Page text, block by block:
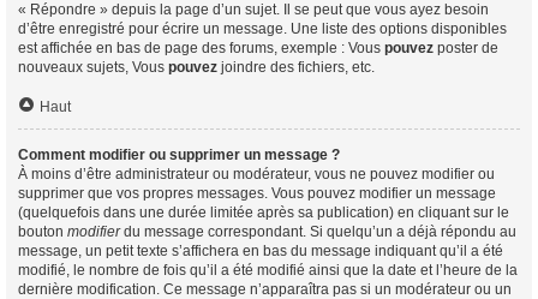
« Répondre » depuis la page d’un sujet. Il se peut que vous ayez besoin
d’être enregistré pour écrire un message. Une liste des options disponibles
est affichée en bas de page des forums, exemple : Vous pouvez poster de
nouveaux sujets, Vous pouvez joindre des fichiers, etc.
Haut
Comment modifier ou supprimer un message ?
À moins d’être administrateur ou modérateur, vous ne pouvez modifier ou
supprimer que vos propres messages. Vous pouvez modifier un message
(quelquefois dans une durée limitée après sa publication) en cliquant sur le
bouton modifierdu message correspondant. Si quelqu’un a déjà répondu au
message, un petit texte s’affichera en bas du message indiquant qu’il a été
modifié, le nombre de fois qu’il a été modifié ainsi que la date et l’heure de la
dernière modification. Ce message n’apparaîtra pas si un modérateur ou un